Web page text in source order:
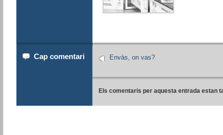
Cap comentari Envàs, on vas?
Els comentaris per aquesta entrada estan